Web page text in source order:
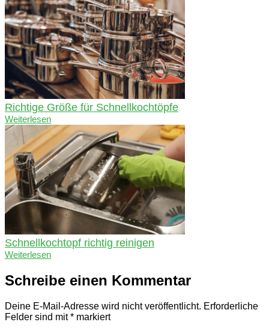
Richtige Größe für Schnellkochtöpfe
Weiterlesen
Schnellkochtopf richtig reinigen
Weiterlesen
Schreibe einen Kommentar
Deine E-Mail-Adresse wird nicht veröffentlicht. Erforderliche
Felder sind mit* markiert